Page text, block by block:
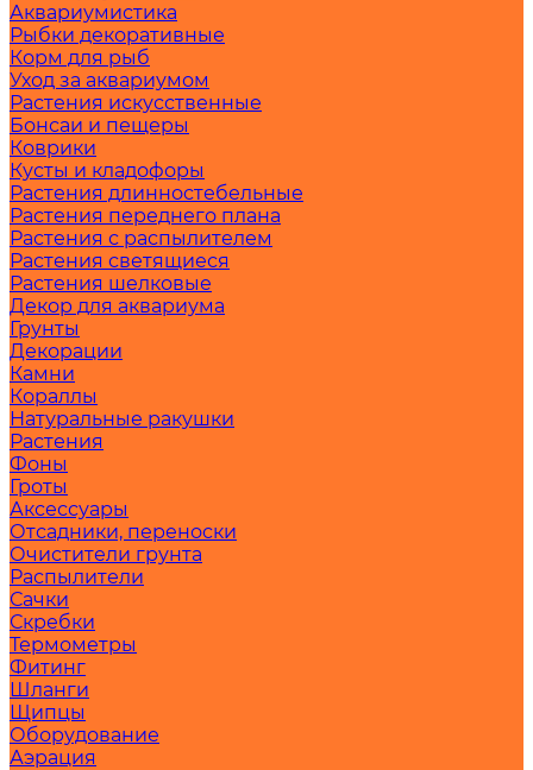
Аквариумистика
Рыбки декоративные
Корм для рыб
Уход за аквариумом
Растения искусственные
Бонсаи и пещеры
Коврики
Кусты и кладофоры
Растения длинностебельные
Растения переднего плана
Растения с распылителем
Растения светящиеся
Растения шелковые
Декор для аквариума
Грунты
Декорации
Камни
Кораллы
Натуральные ракушки
Растения
Фоны
Гроты
Аксессуары
Отсадники, переноски
Очистители грунта
Распылители
Сачки
Скребки
Термометры
Фитинг
Шланги
Щипцы
Оборудование
Аэрация